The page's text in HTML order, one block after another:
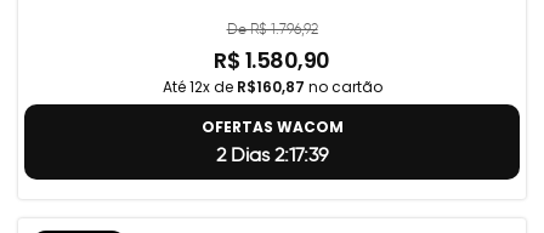
De R$ 1.796,92
R$ 1.580,90
Até 12x de R$160,87 no cartão
OFERTAS WACOM
2 Dias 2:17:38